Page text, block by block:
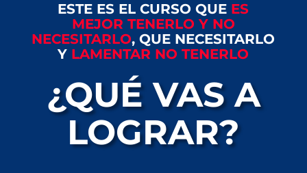
ESTE ES EL CURSO QUE ES
MEJOR TENERLO Y NO
NECESITARLO, QUE NECESITARLO
Y LAMENTAR NO TENERLO
¿QUÉ VAS A
LOGRAR?